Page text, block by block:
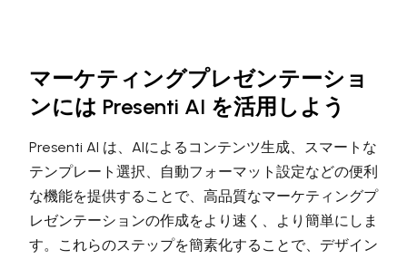
マーケティングプレゼンテーショ
ンには Presenti AI を活用しよう
Presenti AI は、AIによるコンテンツ生成、スマートな
テンプレート選択、自動フォーマット設定などの便利
な機能を提供することで、高品質なマーケティングプ
レゼンテーションの作成をより速く、より簡単にしま
す。これらのステップを簡素化することで、デザイン